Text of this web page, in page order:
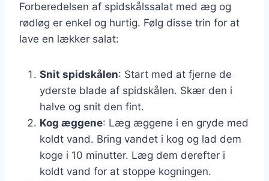
Forberedelsen af spidskålssalat med æg og
rødløg er enkel og hurtig. Følg disse trin for at
lave en lækker salat:
Snit spidskålen: Start med at fjerne de
yderste blade af spidskålen. Skær den i
halve og snit den fint.
Kog æggene: Læg æggene i en gryde med
koldt vand. Bring vandet i kog og lad dem
koge i 10 minutter. Læg dem derefter i
koldt vand for at stoppe kogningen.